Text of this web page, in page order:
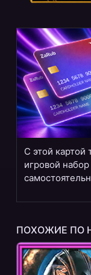
С этой
игровой
ПОХОЖИЕ ПО